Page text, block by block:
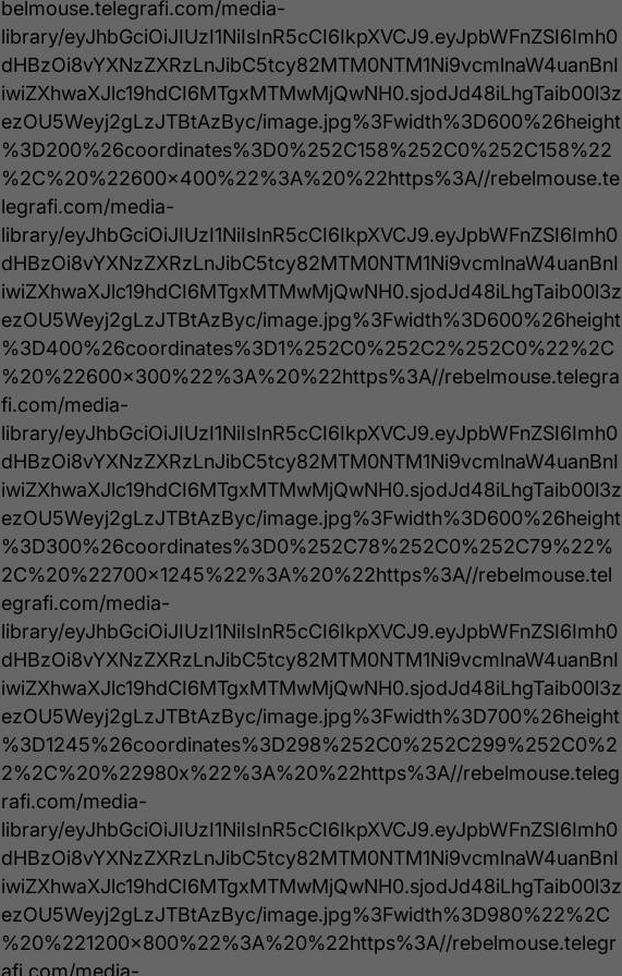
belmouse.telegrafi.com/media-
library/eyJhbGciOiJIUzI1NiIsInR5cCI6IkpXVCJ9.eyJpbWFnZSI6Imh0
dHBzOi8vYXNzZXRzLnJibC5tcy82MTM0NTM1Ni9vcmlnaW4uanBnI
iwiZXhwaXJlc19hdCI6MTgxMTMwMjQwNH0.sjodJd48iLhgTaib00l3z
ezOU5Weyj2gLzJTBtAzByc/image.jpg%3Fwidth%3D600%26height
%3D200%26coordinates%3D0%252C158%252C0%252C158%22
%2C%20%22600x400%22%3A%20%22https%3A//rebelmouse.te
legrafi.com/media-
library/eyJhbGciOiJIUzI1NiIsInR5cCI6IkpXVCJ9.eyJpbWFnZSI6Imh0
dHBzOi8vYXNzZXRzLnJibC5tcy82MTM0NTM1Ni9vcmlnaW4uanBnI
iwiZXhwaXJlc19hdCI6MTgxMTMwMjQwNH0.sjodJd48iLhgTaib00l3z
ezOU5Weyj2gLzJTBtAzByc/image.jpg%3Fwidth%3D600%26height
%3D400%26coordinates%3D1%252C0%252C2%252C0%22%2C
%20%22600x300%22%3A%20%22https%3A//rebelmouse.telegra
fi.com/media-
library/eyJhbGciOiJIUzI1NiIsInR5cCI6IkpXVCJ9.eyJpbWFnZSI6Imh0
dHBzOi8vYXNzZXRzLnJibC5tcy82MTM0NTM1Ni9vcmlnaW4uanBnI
iwiZXhwaXJlc19hdCI6MTgxMTMwMjQwNH0.sjodJd48iLhgTaib00l3z
ezOU5Weyj2gLzJTBtAzByc/image.jpg%3Fwidth%3D600%26height
%3D300%26coordinates%3D0%252C78%252C0%252C79%22%
2C%20%22700x1245%22%3A%20%22https%3A//rebelmouse.tel
egrafi.com/media-
library/eyJhbGciOiJIUzI1NiIsInR5cCI6IkpXVCJ9.eyJpbWFnZSI6Imh0
dHBzOi8vYXNzZXRzLnJibC5tcy82MTM0NTM1Ni9vcmlnaW4uanBnI
iwiZXhwaXJlc19hdCI6MTgxMTMwMjQwNH0.sjodJd48iLhgTaib00l3z
ezOU5Weyj2gLzJTBtAzByc/image.jpg%3Fwidth%3D700%26height
%3D1245%26coordinates%3D298%252C0%252C299%252C0%2
2%2C%20%22980x%22%3A%20%22https%3A//rebelmouse.teleg
rafi.com/media-
library/eyJhbGciOiJIUzI1NiIsInR5cCI6IkpXVCJ9.eyJpbWFnZSI6Imh0
dHBzOi8vYXNzZXRzLnJibC5tcy82MTM0NTM1Ni9vcmlnaW4uanBnI
iwiZXhwaXJlc19hdCI6MTgxMTMwMjQwNH0.sjodJd48iLhgTaib00l3z
ezOU5Weyj2gLzJTBtAzByc/image.jpg%3Fwidth%3D980%22%2C
%20%221200x800%22%3A%20%22https%3A//rebelmouse.telegr
afi.com/media-